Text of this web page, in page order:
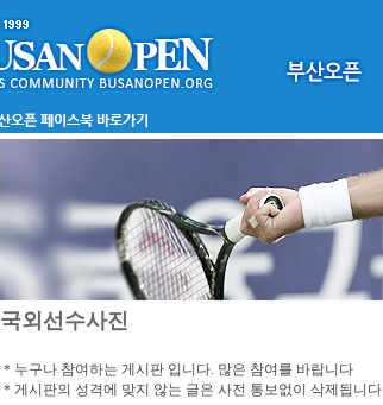
국외선수사진
＊누구나 참여하는 게시판 입니다. 많은 참여를 바랍니다
＊게시판의 성격에 맞지 않는 글은 사전 통보없이 삭제됩니다